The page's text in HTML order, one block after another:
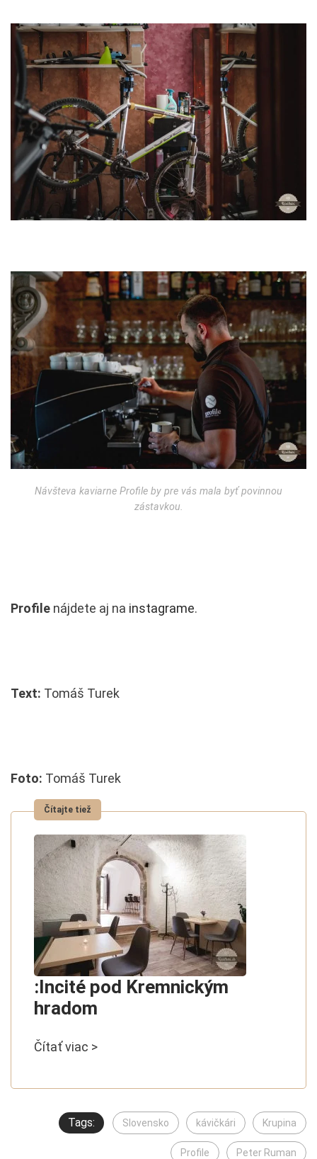
Návšteva kaviarne Profile by pre vás mala byť povinnou
zástavkou.
Profile nájdete aj na instagrame.
Text: Tomáš Turek
Foto: Tomáš Turek
:Incité pod Kremnickým
hradom
Čítať viac >
Tags: Slovensko kávičkári Krupina
Profile Peter Ruman